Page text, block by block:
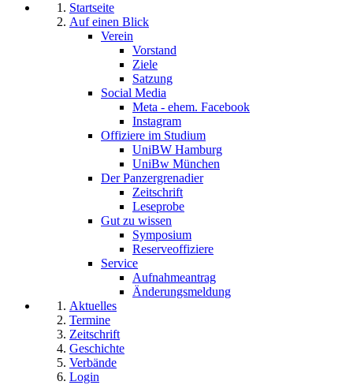
Startseite
Auf einen Blick
Verein
Vorstand
Ziele
Satzung
Social Media
Meta - ehem. Facebook
Instagram
Offiziere im Studium
UniBW Hamburg
UniBw München
Der Panzergrenadier
Zeitschrift
Leseprobe
Gut zu wissen
Symposium
Reserveoffiziere
Service
Aufnahmeantrag
Änderungsmeldung
Aktuelles
Termine
Zeitschrift
Geschichte
Verbände
Login